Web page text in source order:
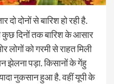
दोनों से बारिश हो रही है.
कुछ दिनों तक बारिश के आसार
को गरमी से राहत मिली
झेलना पड़ा. किसानों के गेंहु
नुकसान हुआ है. वहीं यूपी के